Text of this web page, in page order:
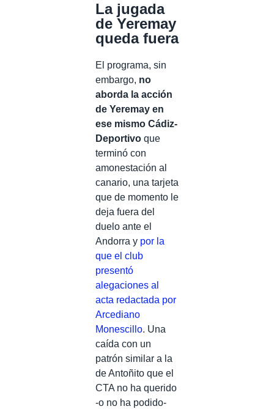
La jugada
de Yeremay
queda fuera
El programa, sin
embargo, no
aborda la acción
de Yeremay en
ese mismo Cádiz-
Deportivo que
terminó con
amonestación al
canario, una tarjeta
que de momento le
deja fuera del
duelo ante el
Andorra y por la
que el club
presentó
alegaciones al
acta redactada por
Arcediano
Monescillo. Una
caída con un
patrón similar a la
de Antoñito que el
CTA no ha querido
-o no ha podido-